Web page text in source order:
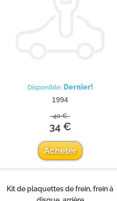
Disponible: Dernier!
1994
40 €
34 €
Acheter
Kit de plaquettes de frein, frein à